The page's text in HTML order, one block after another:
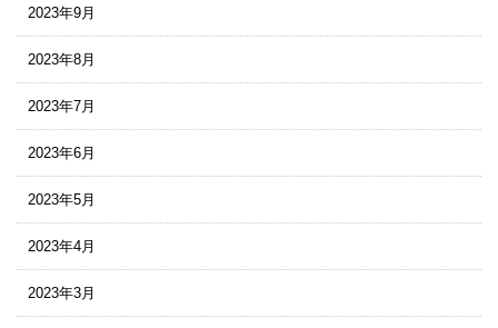
2023年9月
2023年8月
2023年7月
2023年6月
2023年5月
2023年4月
2023年3月